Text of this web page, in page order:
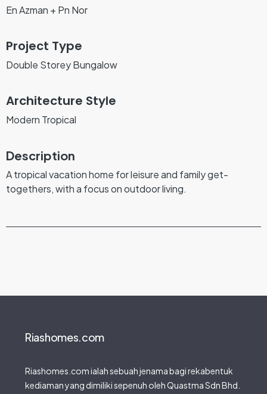
En Azman + Pn Nor
Project Type
Double Storey Bungalow
Architecture Style
Modern Tropical
Description
A tropical vacation home for leisure and family get-
togethers, with a focus on outdoor living.
Riashomes.com
Riashomes.com ialah sebuah jenama bagi rekabentuk
kediaman yang dimiliki sepenuh oleh Quastma Sdn Bhd.